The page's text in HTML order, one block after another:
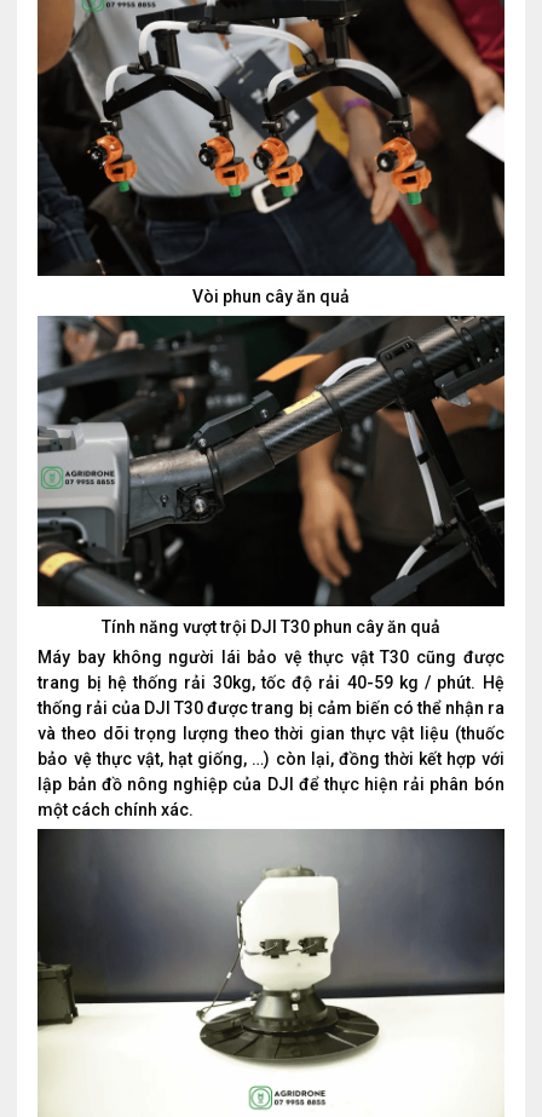
Vòi phun cây ăn quả
Tính năng vượt trội DJI T30 phun cây ăn quả
Máy bay không người lái bảo vệ thực vật T30 cũng được
trang bị hệ thống rải 30kg, tốc độ rải 40-59 kg / phút. Hệ
thống rải của DJI T30 được trang bị cảm biến có thể nhận ra
và theo dõi trọng lượng theo thời gian thực vật liệu (thuốc
bảo vệ thực vật, hạt giống, …) còn lại, đồng thời kết hợp với
lập bản đồ nông nghiệp của DJI để thực hiện rải phân bón
một cách chính xác.